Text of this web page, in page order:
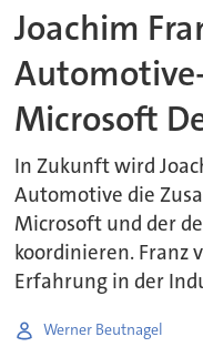
Joachim
Microsoft
In Zukunft wird
Automotive die
Microsoft und der
koordinieren. Franz
Erfahrung in der
Werner Beutnagel